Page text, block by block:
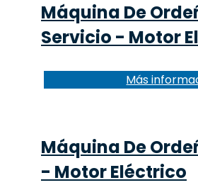
Máquina De
Servicio - Motor
Más
Máquina De
- Motor Eléctrico